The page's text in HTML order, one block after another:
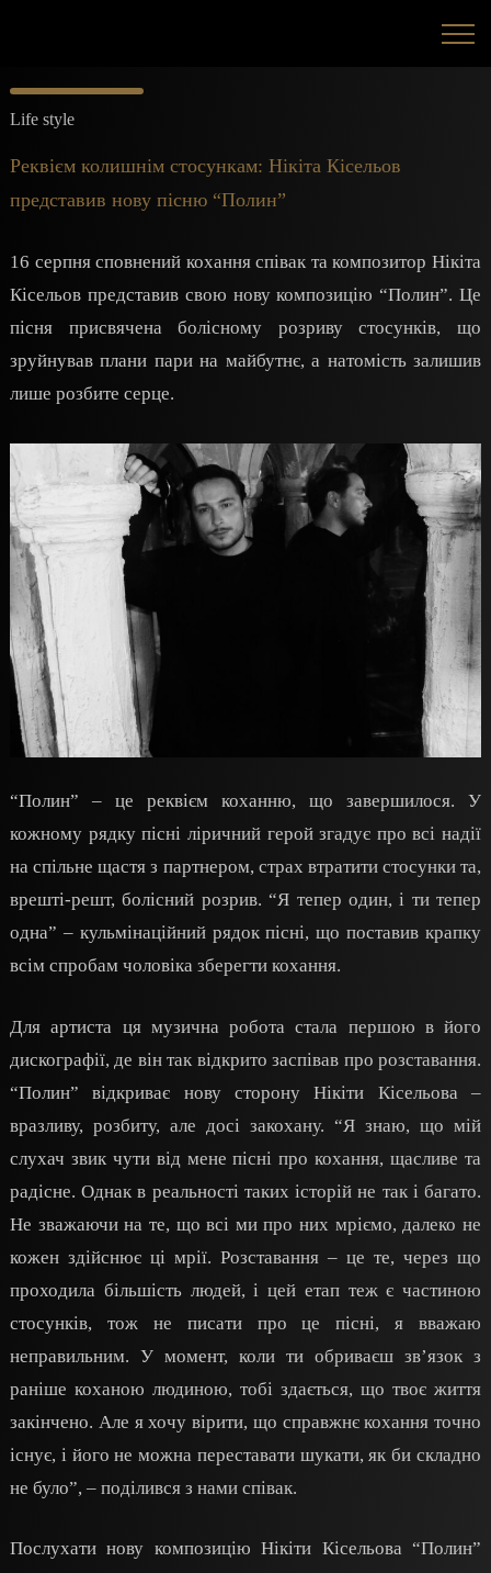
Life style
Реквієм колишнім стосункам: Нікіта Кісельов
представив нову пісню “Полин”
16 серпня сповнений кохання співак та композитор Нікіта
Кісельов представив свою нову композицію “Полин”. Це
пісня присвячена болісному розриву стосунків, що
зруйнував плани пари на майбутнє, а натомість залишив
лише розбите серце.
“Полин” – це реквієм коханню, що завершилося. У
кожному рядку пісні ліричний герой згадує про всі надії
на спільне щастя з партнером, страх втратити стосунки та,
врешті-решт, болісний розрив. “Я тепер один, і ти тепер
одна” – кульмінаційний рядок пісні, що поставив крапку
всім спробам чоловіка зберегти кохання.
Для артиста ця музична робота стала першою в його
дискографії, де він так відкрито заспівав про розставання.
“Полин” відкриває нову сторону Нікіти Кісельова –
вразливу, розбиту, але досі закохану. “Я знаю, що мій
слухач звик чути від мене пісні про кохання, щасливе та
радісне. Однак в реальності таких історій не так і багато.
Не зважаючи на те, що всі ми про них мріємо, далеко не
кожен здійснює ці мрії. Розставання – це те, через що
проходила більшість людей, і цей етап теж є частиною
стосунків, тож не писати про це пісні, я вважаю
неправильним. У момент, коли ти обриваєш зв’язок з
раніше коханою людиною, тобі здається, що твоє життя
закінчено. Але я хочу вірити, що справжнє кохання точно
існує, і його не можна переставати шукати, як би складно
не було”, – поділився з нами співак.
Послухати нову композицію Нікіти Кісельова “Полин”